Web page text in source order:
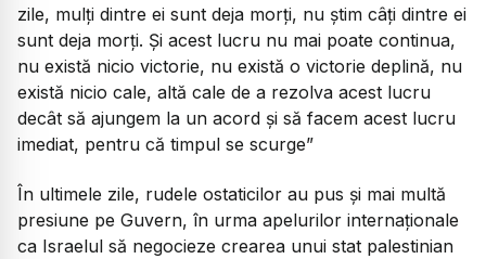
zile, mulți dintre ei sunt deja morți, nu știm câți dintre ei
sunt deja morți. Și acest lucru nu mai poate continua,
nu există nicio victorie, nu există o victorie deplină, nu
există nicio cale, altă cale de a rezolva acest lucru
decât să ajungem la un acord și să facem acest lucru
imediat, pentru că timpul se scurge”
În ultimele zile, rudele ostaticilor au pus și mai multă
presiune pe Guvern, în urma apelurilor internaționale
ca Israelul să negocieze crearea unui stat palestinian